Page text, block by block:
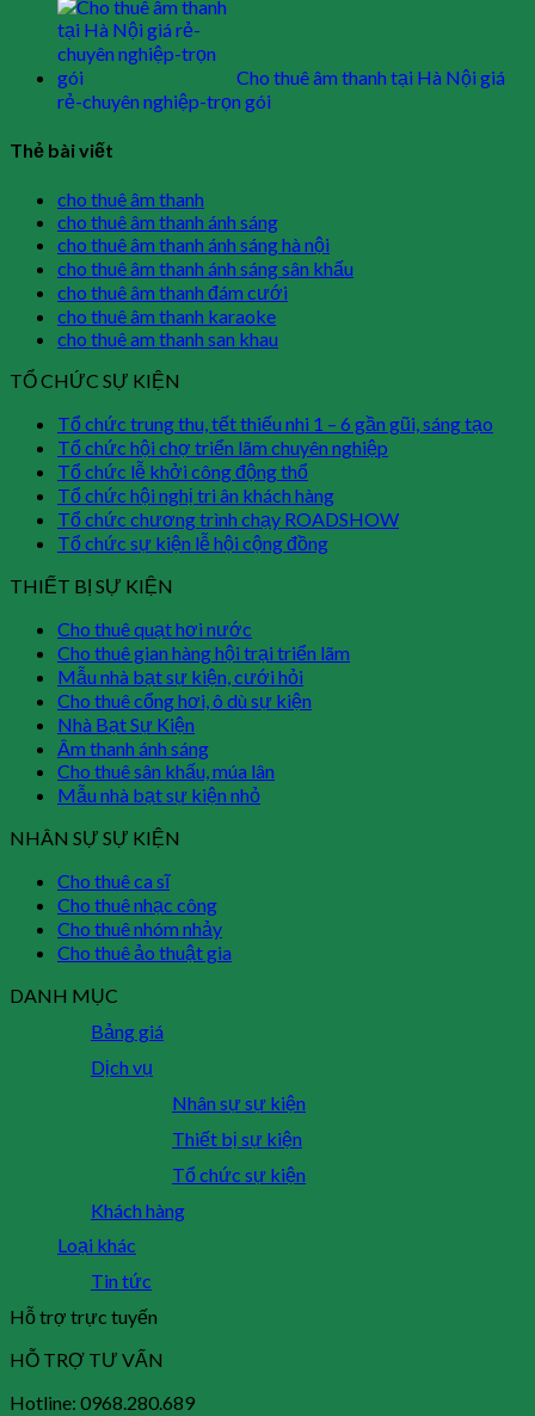
Cho thuê âm thanh tại Hà Nội giá
rẻ-chuyên nghiệp-trọn gói
Thẻ bài viết
cho thuê âm thanh
cho thuê âm thanh ánh sáng
cho thuê âm thanh ánh sáng hà nội
cho thuê âm thanh ánh sáng sân khấu
cho thuê âm thanh đám cưới
cho thuê âm thanh karaoke
cho thuê am thanh san khau
TỔ CHỨC SỰ KIỆN
Tổ chức trung thu, tết thiếu nhi 1 – 6 gần gũi, sáng tạo
Tổ chức hội chợ triển lãm chuyên nghiệp
Tổ chức lễ khởi công động thổ
Tổ chức hội nghị tri ân khách hàng
Tổ chức chương trình chạy ROADSHOW
Tổ chức sự kiện lễ hội cộng đồng
THIẾT BỊ SỰ KIỆN
Cho thuê quạt hơi nước
Cho thuê gian hàng hội trại triển lãm
Mẫu nhà bạt sự kiện, cưới hỏi
Cho thuê cổng hơi, ô dù sự kiện
Nhà Bạt Sự Kiện
Âm thanh ánh sáng
Cho thuê sân khấu, múa lân
Mẫu nhà bạt sự kiện nhỏ
NHÂN SỰ SỰ KIỆN
Cho thuê ca sĩ
Cho thuê nhạc công
Cho thuê nhóm nhảy
Cho thuê ảo thuật gia
DANH MỤC
Bảng giá
Dịch vụ
Nhân sự sự kiện
Thiết bị sự kiện
Tổ chức sự kiện
Khách hàng
Loại khác
Tin tức
Hỗ trợ trực tuyến
HỖ TRỢ TƯ VẤN
Hotline: 0968.280.689